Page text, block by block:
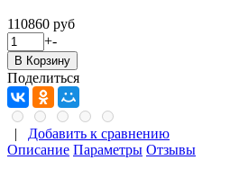
110860 руб
+-
Поделиться
| Добавить к сравнению
Описание Параметры Отзывы